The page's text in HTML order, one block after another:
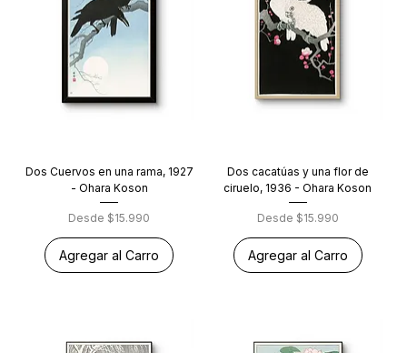
Dos Cuervos en una rama, 1927
- Ohara Koson
Desde $15.990
Precio de oferta
Agregar al Carro
Dos cacatúas y una flor de
ciruelo, 1936 - Ohara Koson
Desde $15.990
Precio de oferta
Agregar al Carro